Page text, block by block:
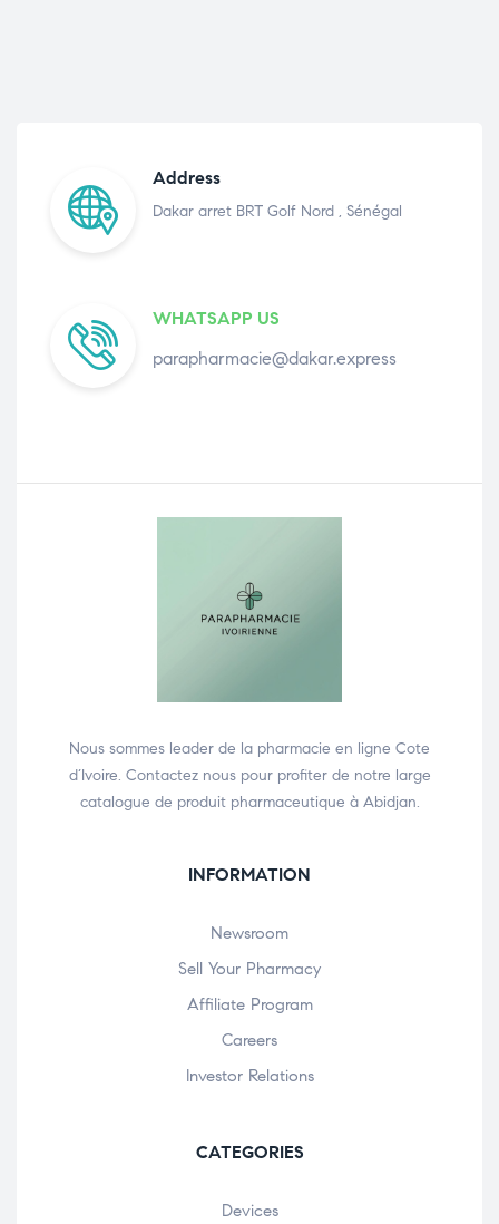
Address
Dakar arret BRT Golf Nord , Sénégal
WHATSAPP US
parapharmacie@dakar.express
Nous sommes leader de la pharmacie en ligne Cote
d’Ivoire. Contactez nous pour profiter de notre large
catalogue de produit pharmaceutique à Abidjan.
INFORMATION
Newsroom
Sell Your Pharmacy
Affiliate Program
Careers
Investor Relations
CATEGORIES
Devices